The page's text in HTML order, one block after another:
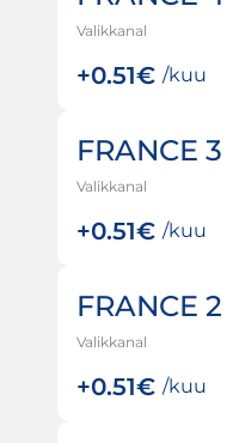
Valikkanal
+0.51€ /kuu
FRANCE 3
Valikkanal
+0.51€ /kuu
FRANCE 2
Valikkanal
+0.51€ /kuu